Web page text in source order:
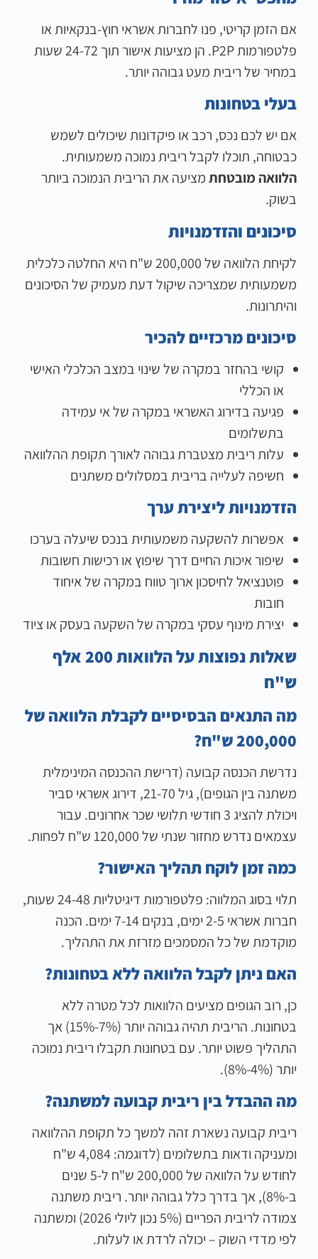
אם הזמן קריטי, פנו לחברות אשראי חוץ-בנקאיות או
פלטפורמות P2P. הן מציעות אישור תוך 24-72 שעות
במחיר של ריבית מעט גבוהה יותר.
בעלי בטחונות
אם יש לכם נכס, רכב או פיקדונות שיכולים לשמש
כבטוחה, תוכלו לקבל ריבית נמוכה משמעותית.
הלוואה מובטחתמציעה את הריבית הנמוכה ביותר
בשוק.
סיכונים והזדמנויות
לקיחת הלוואה של 200,000 ש"ח היא החלטה כלכלית
משמעותית שמצריכה שיקול דעת מעמיק של הסיכונים
והיתרונות.
סיכונים מרכזיים להכיר
קושי בהחזר במקרה של שינוי במצב הכלכלי האישי
או הכללי
פגיעה בדירוג האשראי במקרה של אי עמידה
בתשלומים
עלות ריבית מצטברת גבוהה לאורך תקופת ההלוואה
חשיפה לעלייה בריבית במסלולים משתנים
הזדמנויות ליצירת ערך
אפשרות להשקעה משמעותית בנכס שיעלה בערכו
שיפור איכות החיים דרך שיפוץ או רכישות חשובות
פוטנציאל לחיסכון ארוך טווח במקרה של איחוד
חובות
יצירת מינוף עסקי במקרה של השקעה בעסק או ציוד
שאלות נפוצות על הלוואות 200 אלף
ש"ח
מה התנאים הבסיסיים לקבלת הלוואה של
200,000 ש"ח?
נדרשת הכנסה קבועה (דרישת ההכנסה המינימלית
משתנה בין הגופים), גיל 21-70, דירוג אשראי סביר
ויכולת להציג 3 חודשי תלושי שכר אחרונים. עבור
עצמאים נדרש מחזור שנתי של 120,000 ש"ח לפחות.
כמה זמן לוקח תהליך האישור?
תלוי בסוג המלווה: פלטפורמות דיגיטליות 24-48 שעות,
חברות אשראי 2-5 ימים, בנקים 7-14 ימים. הכנה
מוקדמת של כל המסמכים מזרזת את התהליך.
האם ניתן לקבל הלוואה ללא בטחונות?
כן, רוב הגופים מציעים הלוואות לכל מטרה ללא
בטחונות. הריבית תהיה גבוהה יותר (7%-15%) אך
התהליך פשוט יותר. עם בטחונות תקבלו ריבית נמוכה
יותר (4%-8%).
מה ההבדל בין ריבית קבועה למשתנה?
ריבית קבועה נשארת זהה למשך כל תקופת ההלוואה
ומעניקה ודאות בתשלומים (לדוגמה: 4,084 ש"ח
לחודש על הלוואה של 200,000 ש"ח ל-5 שנים
ב-8%), אך בדרך כלל גבוהה יותר. ריבית משתנה
צמודה לריבית הפריים (5% נכון ליולי 2026) ומשתנה
לפי מדדי השוק – יכולה לרדת או לעלות.